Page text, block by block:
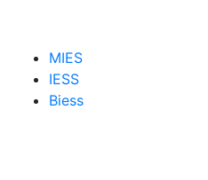
MIES
IESS
Biess